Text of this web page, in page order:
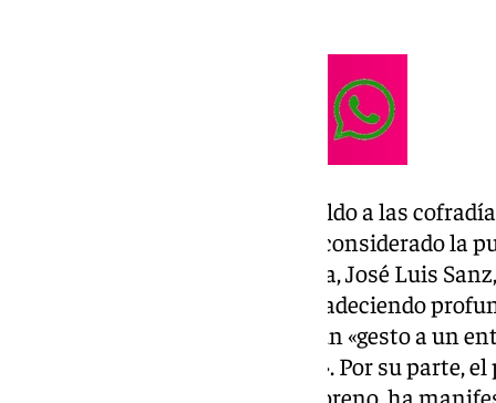
Este rotundo e inmediato respaldo a las
reacción en el ámbito andaluz, considerado la
expresiones. El alcalde de Sevilla, José Luis
través de sus redes oficiales agradeciendo
Pontífice, calificándolas como un «gesto a un
la que Sevilla es punta de lanza». Por su parte,
Junta de Andalucía, Juanma Moreno, ha